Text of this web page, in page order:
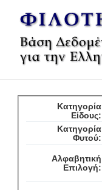
Κατηγορία
Είδους:
Κατηγορία
Φυτού:
Αλφαβητική
Επιλογή: